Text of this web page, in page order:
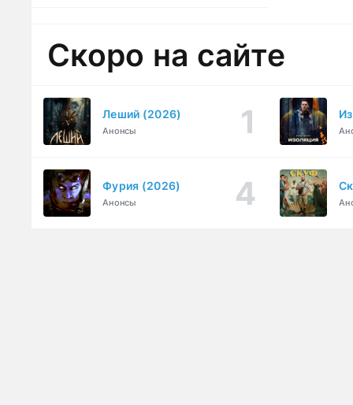
Скоро на сайте
Леший (2026)
Анонсы
Фурия (2026)
Анонсы